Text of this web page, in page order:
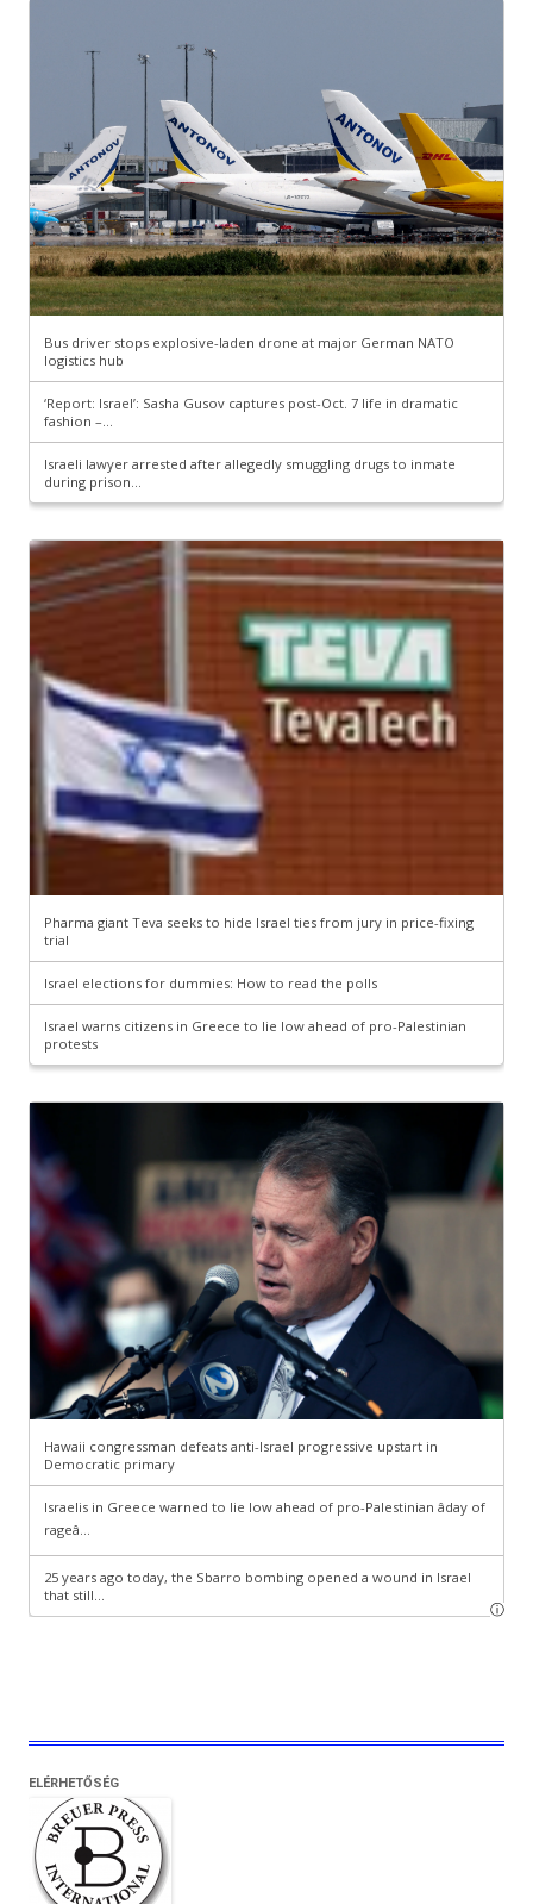
ELÉRHETŐSÉG